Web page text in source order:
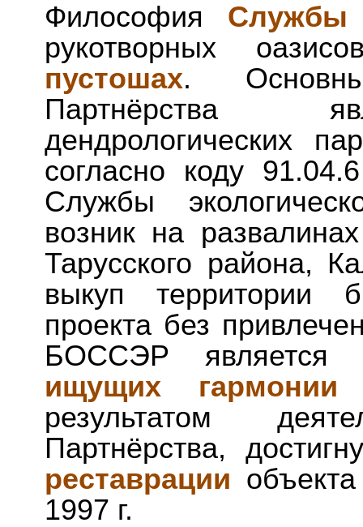
Философия
рукотворных
пустошах.
Партнёрства
дендрологических
согласно коду
Службы
возник на
Тарусского района,
выкуп территории
проекта без
БОССЭР является
ищущих
результатом
Партнёрства,
реставрации
1997 г.